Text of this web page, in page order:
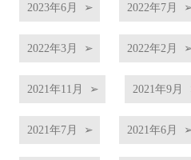
2023年6月 2022年7月
2022年3月 2022年2月
2021年11月 2021年9月
2021年7月 2021年6月